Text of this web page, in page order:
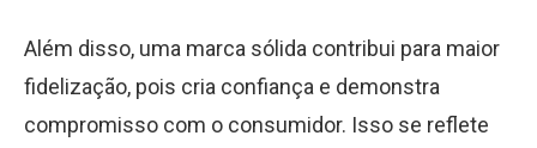
Além disso, uma marca sólida contribui para maior
fidelização, pois cria confiança e demonstra
compromisso com o consumidor. Isso se reflete